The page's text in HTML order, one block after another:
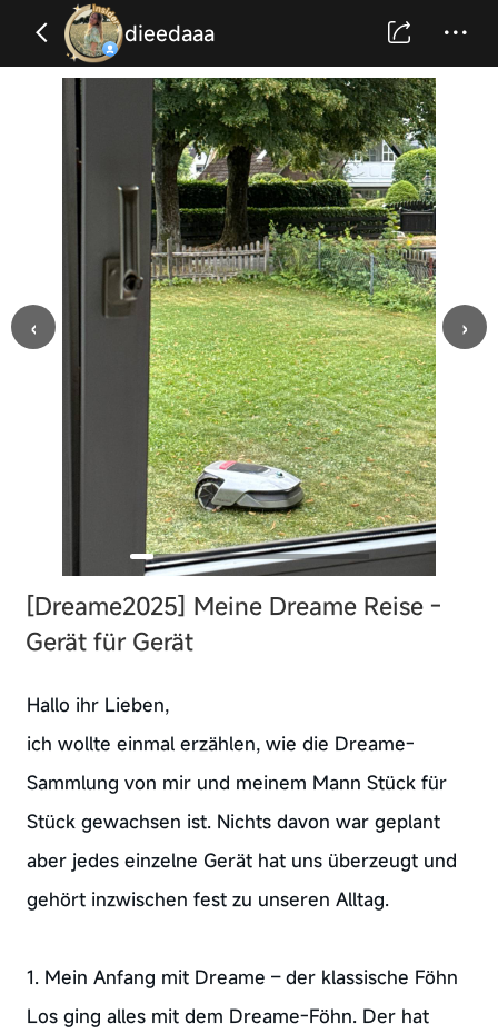
dieedaaa
‹ ›
[Dreame2025] Meine Dreame Reise -
Gerät für Gerät
Hallo ihr Lieben,
ich wollte einmal erzählen, wie die Dreame-
Sammlung von mir und meinem Mann Stück für
Stück gewachsen ist. Nichts davon war geplant
aber jedes einzelne Gerät hat uns überzeugt und
gehört inzwischen fest zu unseren Alltag.
1. Mein Anfang mit Dreame – der klassische Föhn
Los ging alles mit dem Dreame-Föhn. Der hat